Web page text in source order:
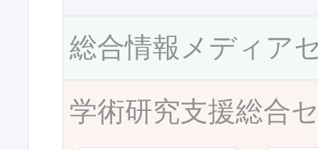
総合情報メディア
学術研究支援総合